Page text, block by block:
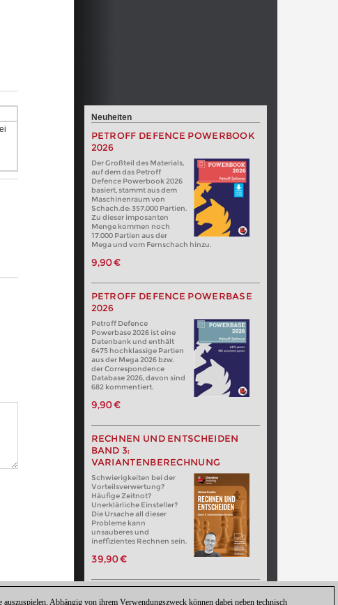
Neuheiten
PETROFF DEFENCE POWERBOOK
2026
Der Großteil des Materials,
auf dem das Petroff
Defence Powerbook 2026
basiert, stammt aus dem
Maschinenraum von
Schach.de: 357.000 Partien.
Zu dieser imposanten
Menge kommen noch
17.000 Partien aus der
Mega und vom Fernschach hinzu.
9,90 €
PETROFF DEFENCE POWERBASE
2026
Petroff Defence
Powerbase 2026 ist eine
Datenbank und enthält
6475 hochklassige Partien
aus der Mega 2026 bzw.
der Correspondence
Database 2026, davon sind
682 kommentiert.
9,90 €
RECHNEN UND ENTSCHEIDEN
BAND 3:
VARIANTENBERECHNUNG
Schwierigkeiten bei der
Vorteilsverwertung?
Häufige Zeitnot?
Unerklärliche Einsteller?
Die Ursache all dieser
Probleme kann
unsauberes und
ineffizientes Rechnen sein.
39,90 €
Abhängig von ihrem Verwendungszweck können dabei neben technisch